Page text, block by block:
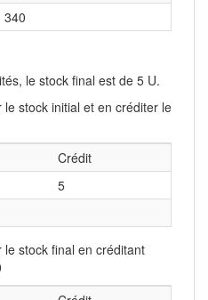
340
le stock final est de 5 U.
stock initial et en créditer le
Crédit
5
stock final en créditant